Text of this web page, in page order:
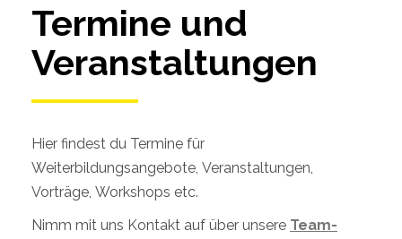
Termine und
Veranstaltungen
Hier findest du Termine für
Weiterbildungsangebote, Veranstaltungen,
Vorträge, Workshops etc.
Nimm mit uns Kontakt auf über unsere Team-